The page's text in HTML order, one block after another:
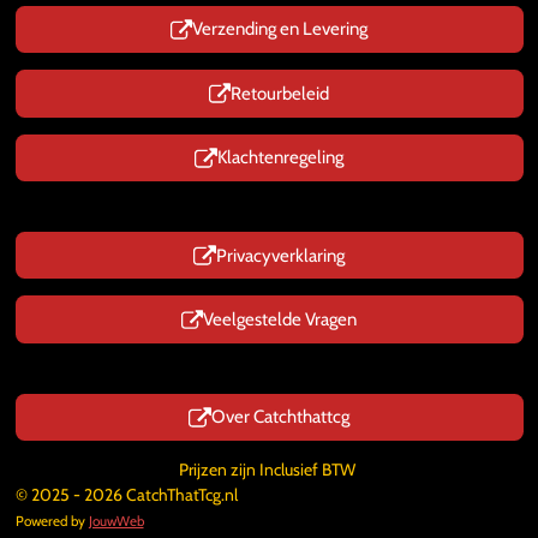
Verzending en Levering
Retourbeleid
Klachtenregeling
Privacyverklaring
Veelgestelde Vragen
Over Catchthattcg
Prijzen zijn Inclusief BTW
© 2025 - 2026 CatchThatTcg.nl
Powered by JouwWeb